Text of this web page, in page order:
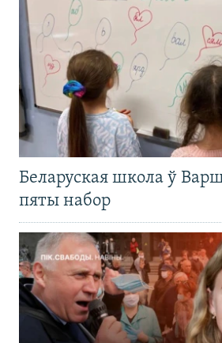
Беларуская школа ў
пяты набор